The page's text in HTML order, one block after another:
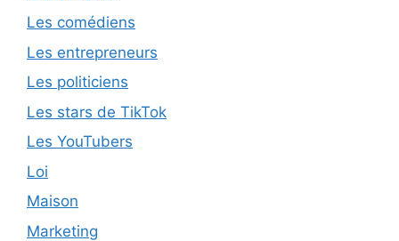
Les comédiens
Les entrepreneurs
Les politiciens
Les stars de TikTok
Les YouTubers
Loi
Maison
Marketing